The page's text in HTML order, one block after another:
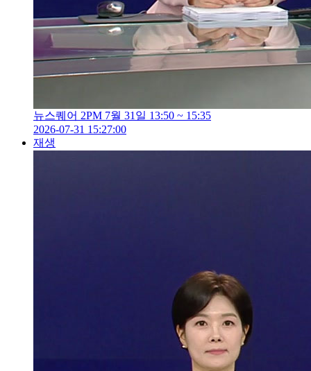
뉴스퀘어 2PM 7월 31일 13:50 ~ 15:35
2026-07-31 15:27:00
재생